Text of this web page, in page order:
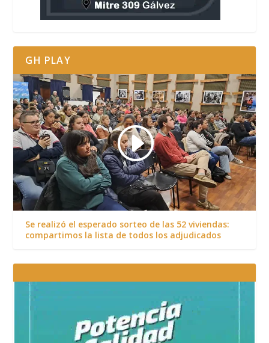
GH PLAY
Se realizó el esperado sorteo de las 52 viviendas:
compartimos la lista de todos los adjudicados